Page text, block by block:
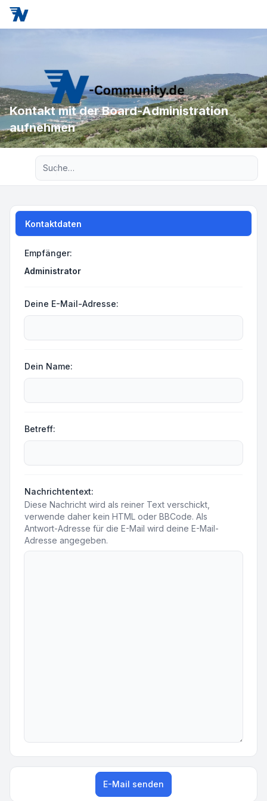
Kontakt mit der Board-Administration
aufnehmen
Kontaktdaten
Empfänger:
Administrator
Deine E-Mail-Adresse:
Dein Name:
Betreff:
Nachrichtentext:
Diese Nachricht wird als reiner Text verschickt,
verwende daher kein HTML oder BBCode. Als
Antwort-Adresse für die E-Mail wird deine E-Mail-
Adresse angegeben.
E-Mail senden